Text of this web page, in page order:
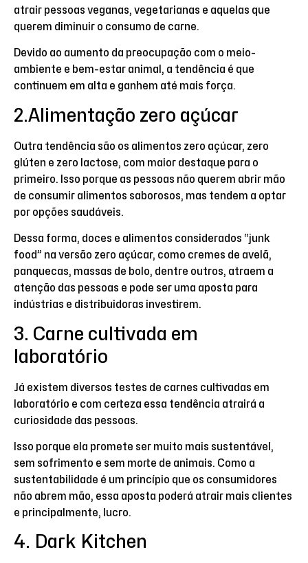
atrair pessoas veganas, vegetarianas e aquelas que
querem diminuir o consumo de carne.
Devido ao aumento da preocupação com o meio-
ambiente e bem-estar animal, a tendência é que
continuem em alta e ganhem até mais força.
2.Alimentação zero açúcar
Outra tendência são os alimentos zero açúcar, zero
glúten e zero lactose, com maior destaque para o
primeiro. Isso porque as pessoas não querem abrir mão
de consumir alimentos saborosos, mas tendem a optar
por opções saudáveis.
Dessa forma, doces e alimentos considerados “junk
food” na versão zero açúcar, como cremes de avelã,
panquecas, massas de bolo, dentre outros, atraem a
atenção das pessoas e pode ser uma aposta para
indústrias e distribuidoras investirem.
3. Carne cultivada em
laboratório
Já existem diversos testes de carnes cultivadas em
laboratório e com certeza essa tendência atrairá a
curiosidade das pessoas.
Isso porque ela promete ser muito mais sustentável,
sem sofrimento e sem morte de animais. Como a
sustentabilidade é um princípio que os consumidores
não abrem mão, essa aposta poderá atrair mais clientes
e principalmente, lucro.
4. Dark Kitchen